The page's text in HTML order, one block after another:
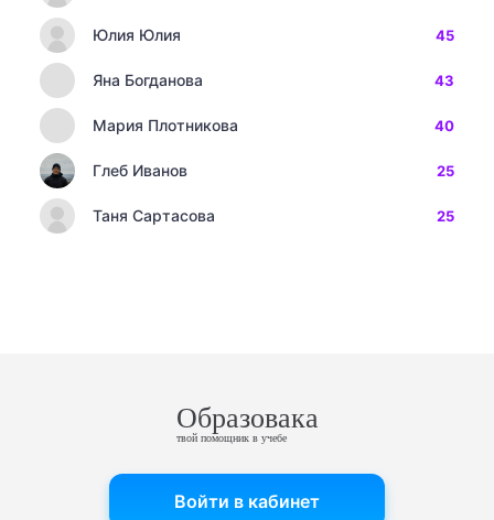
Юлия Юлия 45
Яна Богданова 43
Мария Плотникова 40
Глеб Иванов 25
Таня Сартасова 25
Образовака
твой помощник в учебе
Войти в кабинет